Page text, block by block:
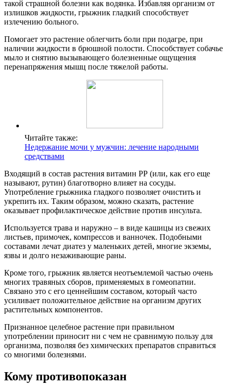
такой страшной болезни как водянка. Избавляя организм от
излишков жидкости, грыжник гладкий способствует
излечению больного.
Помогает это растение облегчить боли при подагре, при
наличии жидкости в брюшной полости. Способствует собачье
мыло и снятию вызывающего болезненные ощущения
перенапряжения мышц после тяжелой работы.
Читайте также:
Недержание мочи у мужчин: лечение народными
средствами
Входящий в состав растения витамин РР (или, как его еще
называют, рутин) благотворно влияет на сосуды.
Употребление грыжника гладкого позволяет очистить и
укрепить их. Таким образом, можно сказать, растение
оказывает профилактическое действие против инсульта.
Используется трава и наружно – в виде кашицы из свежих
листьев, примочек, компрессов и ванночек. Подобными
составами лечат диатез у маленьких детей, многие экземы,
язвы и долго незаживающие раны.
Кроме того, грыжник является неотъемлемой частью очень
многих травяных сборов, применяемых в гомеопатии.
Связано это с его ценнейшим составом, который часто
усиливает положительное действие на организм других
растительных компонентов.
Признанное целебное растение при правильном
употреблении приносит ни с чем не сравнимую пользу для
организма, позволяя без химических препаратов справиться
со многими болезнями.
Кому противопоказан